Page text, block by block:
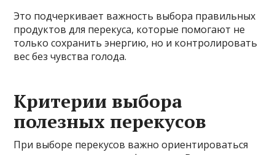
Это подчеркивает важность выбора правильных
продуктов для перекуса, которые помогают не
только сохранить энергию, но и контролировать
вес без чувства голода.
Критерии выбора
полезных перекусов
При выборе перекусов важно ориентироваться